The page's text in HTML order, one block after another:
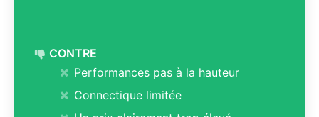
CONTRE
Performances pas à la hauteur
Connectique limitée